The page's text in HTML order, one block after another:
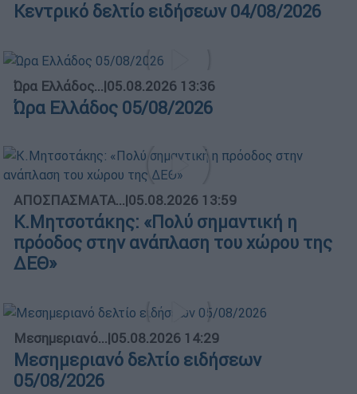
Κεντρικό δελτίο ειδήσεων 04/08/2026
Ώρα Ελλάδος...|05.08.2026 13:36
Ώρα Ελλάδος 05/08/2026
ΑΠΟΣΠΑΣΜΑΤΑ...|05.08.2026 13:59
Κ.Μητσοτάκης: «Πολύ σημαντική η
πρόοδος στην ανάπλαση του χώρου της
ΔΕΘ»
Μεσημεριανό...|05.08.2026 14:29
Μεσημεριανό δελτίο ειδήσεων
05/08/2026